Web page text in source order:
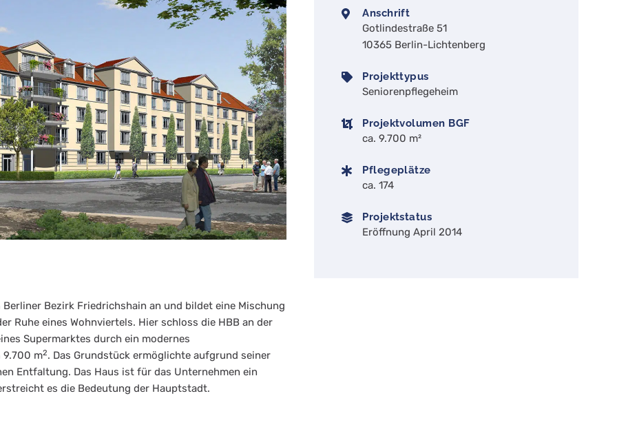
Bezirk Friedrichshain an und bildet eine Mischung
Ruhe eines Wohnviertels. Hier schloss die HBB an der
Supermarktes durch ein modernes
9.700 m2. Das Grundstück ermöglichte aufgrund seiner
Entfaltung. Das Haus ist für das Unternehmen ein
es die Bedeutung der Hauptstadt.
Anschrift
Gotlindestraße 51
10365 Berlin-Lichtenberg
Projekttypus
Seniorenpflegeheim
Projektvolumen BGF
ca. 9.700 m²
Pflegeplätze
ca. 174
Projektstatus
Eröffnung April 2014